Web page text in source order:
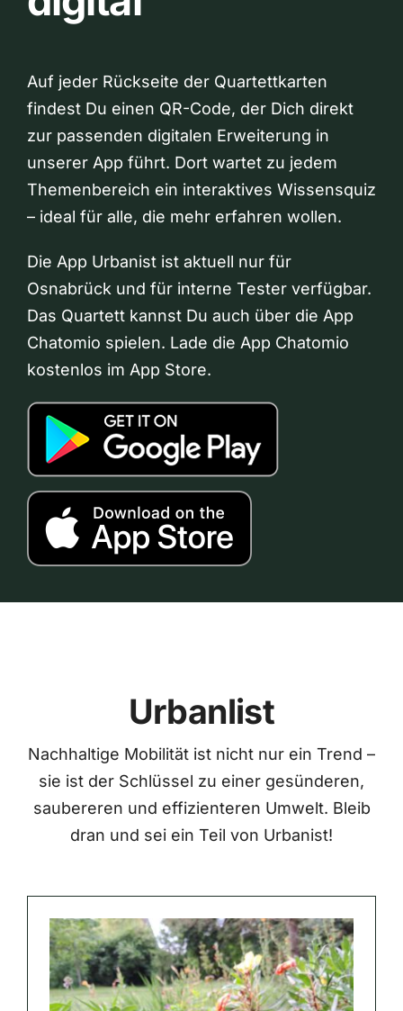
Auf jeder Rückseite der Quartettkarten
findest Du einen QR-Code, der Dich direkt
zur passenden digitalen Erweiterung in
unserer App führt. Dort wartet zu jedem
Themenbereich ein interaktives Wissensquiz
– ideal für alle, die mehr erfahren wollen.
Die App Urbanist ist aktuell nur für
Osnabrück und für interne Tester verfügbar.
Das Quartett kannst Du auch über die App
Chatomio spielen. Lade die App Chatomio
kostenlos im App Store.
Urbanlist
Nachhaltige Mobilität ist nicht nur ein Trend –
sie ist der Schlüssel zu einer gesünderen,
saubereren und effizienteren Umwelt. Bleib
dran und sei ein Teil von Urbanist!